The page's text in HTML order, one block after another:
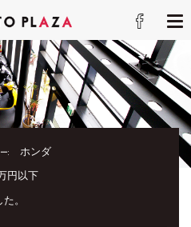
: ホンダ
円以下
。